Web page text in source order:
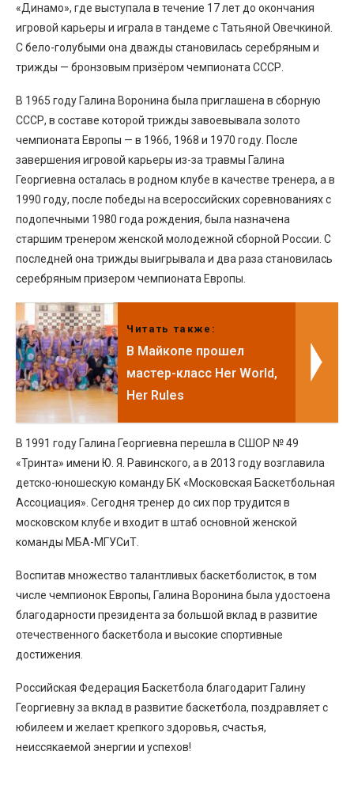
«Динамо», где выступала в течение 17 лет до окончания
игровой карьеры и играла в тандеме с Татьяной Овечкиной.
С бело-голубыми она дважды становилась серебряным и
трижды — бронзовым призёром чемпионата СССР.
В 1965 году Галина Воронина была приглашена в сборную
СССР, в составе которой трижды завоевывала золото
чемпионата Европы — в 1966, 1968 и 1970 году. После
завершения игровой карьеры из-за травмы Галина
Георгиевна осталась в родном клубе в качестве тренера, а в
1990 году, после победы на всероссийских соревнованиях с
подопечными 1980 года рождения, была назначена
старшим тренером женской молодежной сборной России. С
последней она трижды выигрывала и два раза становилась
серебряным призером чемпионата Европы.
Читать также:
В Майкопе прошел
мастер-класс Her World,
Her Rules
В 1991 году Галина Георгиевна перешла в СШОР № 49
«Тринта» имени Ю. Я. Равинского, а в 2013 году возглавила
детско-юношескую команду БК «Московская Баскетбольная
Ассоциация». Сегодня тренер до сих пор трудится в
московском клубе и входит в штаб основной женской
команды МБА-МГУСиТ.
Воспитав множество талантливых баскетболисток, в том
числе чемпионок Европы, Галина Воронина была удостоена
благодарности президента за большой вклад в развитие
отечественного баскетбола и высокие спортивные
достижения.
Российская Федерация Баскетбола благодарит Галину
Георгиевну за вклад в развитие баскетбола, поздравляет с
юбилеем и желает крепкого здоровья, счастья,
неиссякаемой энергии и успехов!